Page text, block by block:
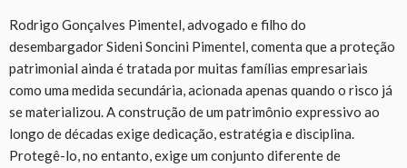
Rodrigo Gonçalves Pimentel, advogado e filho do
desembargador Sideni Soncini Pimentel, comenta que a proteção
patrimonial ainda é tratada por muitas famílias empresariais
como uma medida secundária, acionada apenas quando o risco já
se materializou. A construção de um patrimônio expressivo ao
longo de décadas exige dedicação, estratégia e disciplina.
Protegê-lo, no entanto, exige um conjunto diferente de